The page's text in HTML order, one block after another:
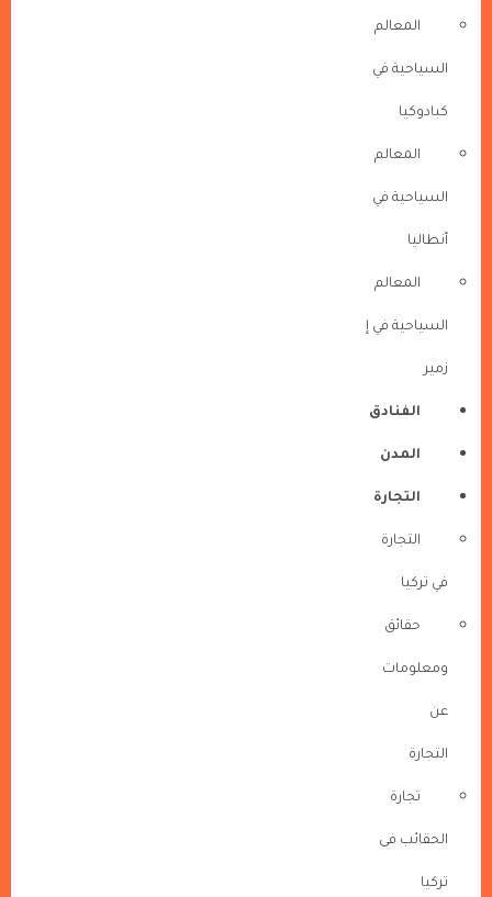
المعالم
السياحية في
كبادوكيا
المعالم
السياحية في
أنطاليا
المعالم
السياحية في إ
زمير
الفنادق
المدن
التجارة
التجارة
في تركيا
حقائق
ومعلومات
عن
التجارة
تجارة
الحقائب فى
تركيا